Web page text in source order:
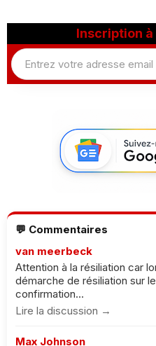
Inscription
💬 Commentaires
van meerbeck
Attention à la résiliation car
démarche de résiliation sur
confirmation...
Lire la discussion →
Max Johnson